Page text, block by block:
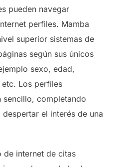
pueden navegar
perfiles. Mamba
superior sistemas de
según sus únicos
sexo, edad,
Los perfiles
sencillo, completando
el interés de una
de internet de citas